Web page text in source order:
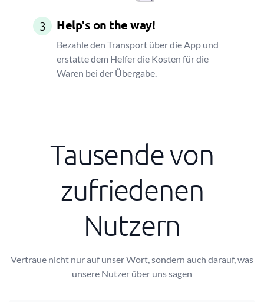
3 Help's on the way!
Bezahle den Transport über die App und
erstatte dem Helfer die Kosten für die
Waren bei der Übergabe.
Tausende von
zufriedenen
Nutzern
Vertraue nicht nur auf unser Wort, sondern auch darauf, was
unsere Nutzer über uns sagen